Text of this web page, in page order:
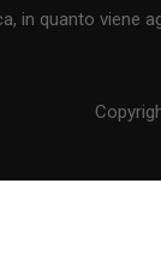
in quanto viene